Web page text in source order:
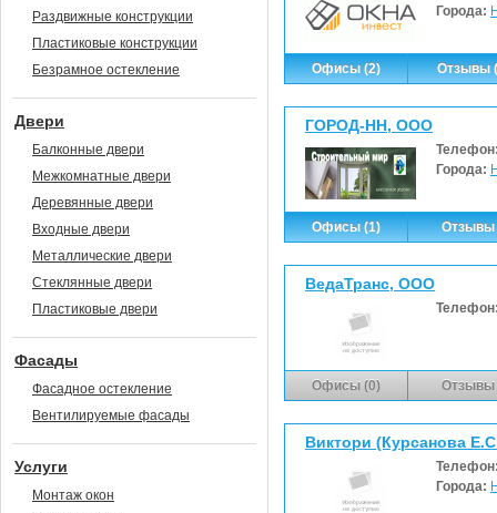
Города:
Офисы (2) Отзывы
ГОРОД-НН, ООО
Города:
Офисы (1) Отзывы
ВедаТранс, ООО
Офисы (0) Отзывы
Виктори (Курсанова
Города:
Раздвижные конструкции
Пластиковые конструкции
Безрамное остекление
Двери
Балконные двери
Межкомнатные двери
Деревянные двери
Входные двери
Металлические двери
Стеклянные двери
Пластиковые двери
Фасады
Фасадное остекление
Вентилируемые фасады
Услуги
Монтаж окон